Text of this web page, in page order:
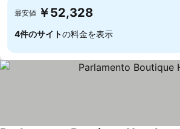
最安値 ￥52,328
4件のサイトの料金を表示